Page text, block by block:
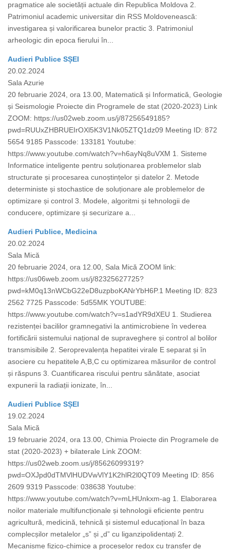
pragmatice ale societății actuale din Republica Moldova 2.
Patrimoniul academic universitar din RSS Moldovenească:
investigarea și valorificarea bunelor practic 3. Patrimoniul
arheologic din epoca fierului în...
Audieri Publice SȘEI
20.02.2024
Sala Azurie
20 februarie 2024, ora 13.00, Matematică și Informatică, Geologie
și Seismologie Proiecte din Programele de stat (2020-2023) Link
ZOOM: https://us02web.zoom.us/j/87256549185?
pwd=RUUxZHBRUEIrOXl5K3V1Nk05ZTQ1dz09 Meeting ID: 872
5654 9185 Passcode: 133181 Youtube:
https://www.youtube.com/watch?v=h6ayNq8uVXM 1. Sisteme
Informatice inteligente pentru soluționarea problemelor slab
structurate și procesarea cunoștințelor și datelor 2. Metode
deterministe și stochastice de soluționare ale problemelor de
optimizare și control 3. Modele, algoritmi și tehnologii de
conducere, optimizare și securizare a...
Audieri Publice, Medicina
20.02.2024
Sala Mică
20 februarie 2024, ora 12.00, Sala Mică ZOOM link:
https://us06web.zoom.us/j/82325627725?
pwd=kM0q13nWCbG22eD8uzpboKANrYbH6P.1 Meeting ID: 823
2562 7725 Passcode: 5d55MK YOUTUBE:
https://www.youtube.com/watch?v=s1adYR9dXEU 1. Studierea
rezistenței bacililor gramnegativi la antimicrobiene în vederea
fortificării sistemului național de supraveghere și control al bolilor
transmisibile 2. Seroprevalența hepatitei virale E separat și în
asociere cu hepatitele A,B,C cu optimizarea măsurilor de control
și răspuns 3. Cuantificarea riscului pentru sănătate, asociat
expunerii la radiații ionizate, în...
Audieri Publice SȘEI
19.02.2024
Sala Mică
19 februarie 2024, ora 13.00, Chimia Proiecte din Programele de
stat (2020-2023) + bilaterale Link ZOOM:
https://us02web.zoom.us/j/85626099319?
pwd=OXJpd0dTMVlHUDVwVlY1K2hlR2l0QT09 Meeting ID: 856
2609 9319 Passcode: 038638 Youtube:
https://www.youtube.com/watch?v=mLHUnkxm-ag 1. Elaborarea
noilor materiale multifuncționale și tehnologii eficiente pentru
agricultură, medicină, tehnică și sistemul educațional în baza
complecșilor metalelor „s” și „d” cu liganzipolidentați 2.
Mecanisme fizico-chimice a proceselor redox cu transfer de